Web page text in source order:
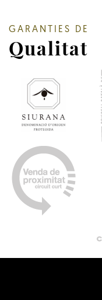
GARANTIES DE
Qualitat